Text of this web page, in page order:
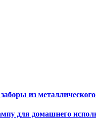
из
для домашнего